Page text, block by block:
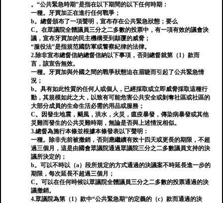
。“公共緊急時期”是指在以下期間的以下任何時期：
一種。牙買加正在進行任何戰爭；
b。總督頒布了一項聲明，宣布存在公共緊急狀態；要么
C。在眾議院全體議員三分之二多數的投票中，有一項有效的議會決
議，宣布牙買加的民主機構受到顛覆的威脅；
“服役法”是指規范國防軍或警察紀律的法律。
2.除非宣布總督信納總督信納以下事項，否則總督就第（1）款而
言，該宣告無效。
一種。牙買加與外國之間的戰爭狀態迫在眉睫而引起了公共緊急情
況；
b。具有如此性質的任何人或個人，已經採取或立即威脅採取這種行
動，其規模如此之大，以致有可能危害公共安全或剝奪社區或社區的
大部分成員的生命生活必需的用品或服務；
C。因發生地震，颶風，洪水，火災，瘟疫暴發，傳染病暴發或其他
災難而發生的公共災難時期，無論是否與上述情況相似。
3.總督為施行本條並根據本條發表以下聲明：
一種。除非先前被撤銷，否則應繼續有效十四天或更長的期限，不超
過三個月，這是由國會眾議院通過眾議院三分之二多數議員支持的決
議所決定的；
b。可以不時以（a）段所規定的方式通過的決議案不時延長進一步的
期限，每次延長不超過三個月；
C。可以在任何時候以眾議院全體議員三分之二多數的投票通過的決
議撤銷。
4.眾議院為第（1）款中“公共緊急期”的定義的（c）款而通過的決